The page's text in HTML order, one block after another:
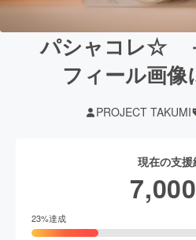
パシャコレ☆
フィール画像
PROJECT TAKUMI
現在の支援
7,000
23%達成